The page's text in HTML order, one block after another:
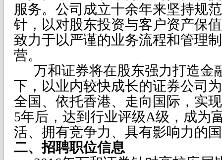
服务。公司成立十余年来坚持规
针，以对股东投资与客户资产保
致力于以严谨的业务流程和管理
营。
万和证券将在股东强力打造金
下，以业内较快成长的证券公司
全国、依托香港、走向国际，实
5年后，达到行业评级A级，成为
活、拥有竞争力、具有影响力的
二、招聘职位信息